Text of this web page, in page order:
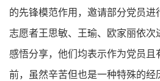
的先锋模范作用，邀请部分党员进
志愿者王思敏、王瑜、欧家丽依次
感悟分享，他们均表示作为党员且
前，虽然辛苦但也是一种特殊的经